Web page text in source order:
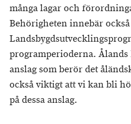
många lagar och
Behörigheten innebär
programperioderna.
anslag som berör det
också viktigt att vi kan bli
på dessa anslag.